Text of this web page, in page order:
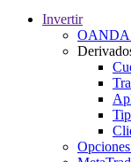
Invertir
OANDA